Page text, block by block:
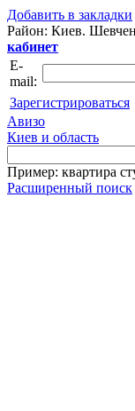
Добавить в закладки
Район: Киев.
кабинет
E-
mail:
Зарегистрироваться
Авизо
Киев и область
Пример: квартира
Расширенный поиск